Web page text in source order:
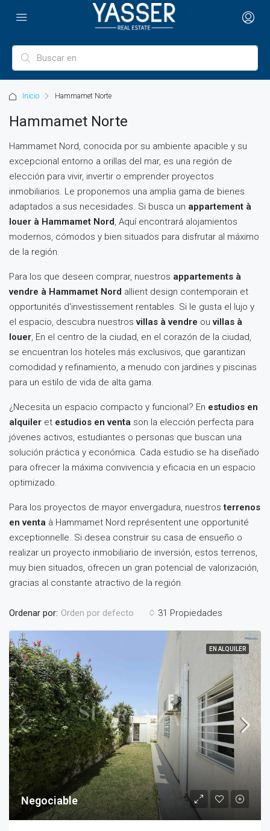
Inicio Hammamet Norte
Hammamet Norte
Hammamet Nord, conocida por su ambiente apacible y su
excepcional entorno a orillas del mar, es una región de
elección para vivir, invertir o emprender proyectos
inmobiliarios. Le proponemos una amplia gama de bienes
adaptados a sus necesidades. Si busca un appartement à
louer à Hammamet Nord, Aquí encontrará alojamientos
modernos, cómodos y bien situados para disfrutar al máximo
de la región.
Para los que deseen comprar, nuestros appartements à
vendre à Hammamet Nord allient design contemporain et
opportunités d'investissement rentables. Si le gusta el lujo y
el espacio, descubra nuestrosvillas à vendre ouvillas à
louer, En el centro de la ciudad, en el corazón de la ciudad,
se encuentran los hoteles más exclusivos, que garantizan
comodidad y refinamiento, a menudo con jardines y piscinas
para un estilo de vida de alta gama.
¿Necesita un espacio compacto y funcional? En estudios en
alquiler et estudios en venta son la elección perfecta para
jóvenes activos, estudiantes o personas que buscan una
solución práctica y económica. Cada estudio se ha diseñado
para ofrecer la máxima convivencia y eficacia en un espacio
optimizado.
Para los proyectos de mayor envergadura, nuestrosterrenos
en venta à Hammamet Nord représentent une opportunité
exceptionnelle. Si desea construir su casa de ensueño o
realizar un proyecto inmobiliario de inversión, estos terrenos,
muy bien situados, ofrecen un gran potencial de valorización,
gracias al constante atractivo de la región.
31 Propiedades
Ordenar por: Orden por defecto
EN ALQUILER
Negociable